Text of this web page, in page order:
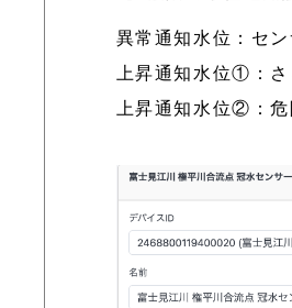
異常通知水位：セ
上昇通知水位①：
上昇通知水位②：